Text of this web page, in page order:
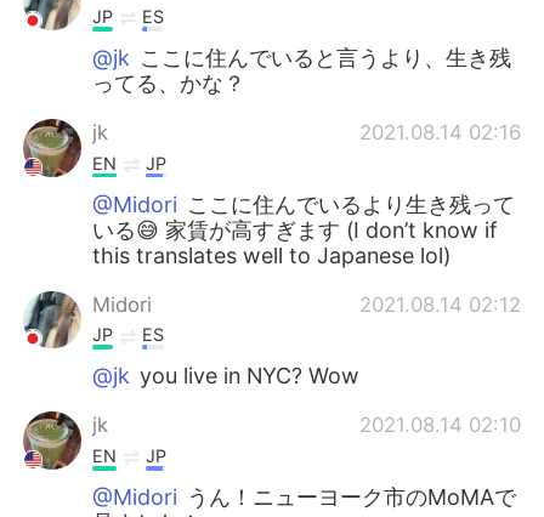
JP ES
@jk ここに住んでいると言うより、生き残
ってる、かな？
jk 2021.08.14 02:16
EN JP
@Midori ここに住んでいるより生き残って
いる😅 家賃が高すぎます (I don’t know if
this translates well to Japanese lol)
Midori 2021.08.14 02:12
JP ES
@jk you live in NYC? Wow
jk 2021.08.14 02:10
EN JP
@Midori うん！ニューヨーク市のMoMAで